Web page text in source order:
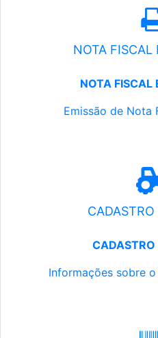
NOTA FISCAL
NOTA FISCAL
Emissão de Nota
CADASTRO
Informações sobre